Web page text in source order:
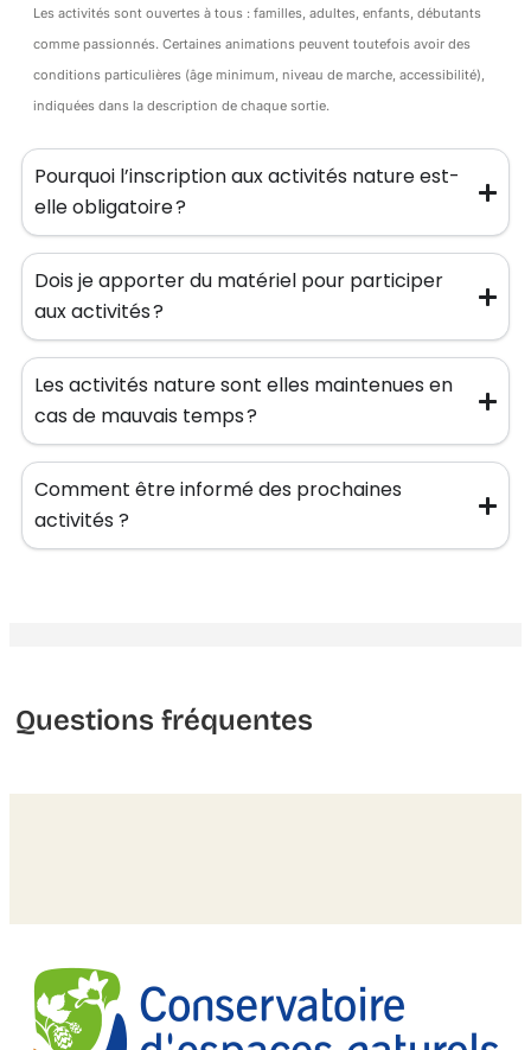
Les activités sont ouvertes à tous : familles, adultes, enfants, débutants
comme passionnés. Certaines animations peuvent toutefois avoir des
conditions particulières (âge minimum, niveau de marche, accessibilité),
indiquées dans la description de chaque sortie.
Pourquoi l’inscription aux activités nature est-
elle obligatoire ?
Dois je apporter du matériel pour participer
aux activités ?
Les activités nature sont elles maintenues en
cas de mauvais temps ?
Comment être informé des prochaines
activités ?
Questions fréquentes